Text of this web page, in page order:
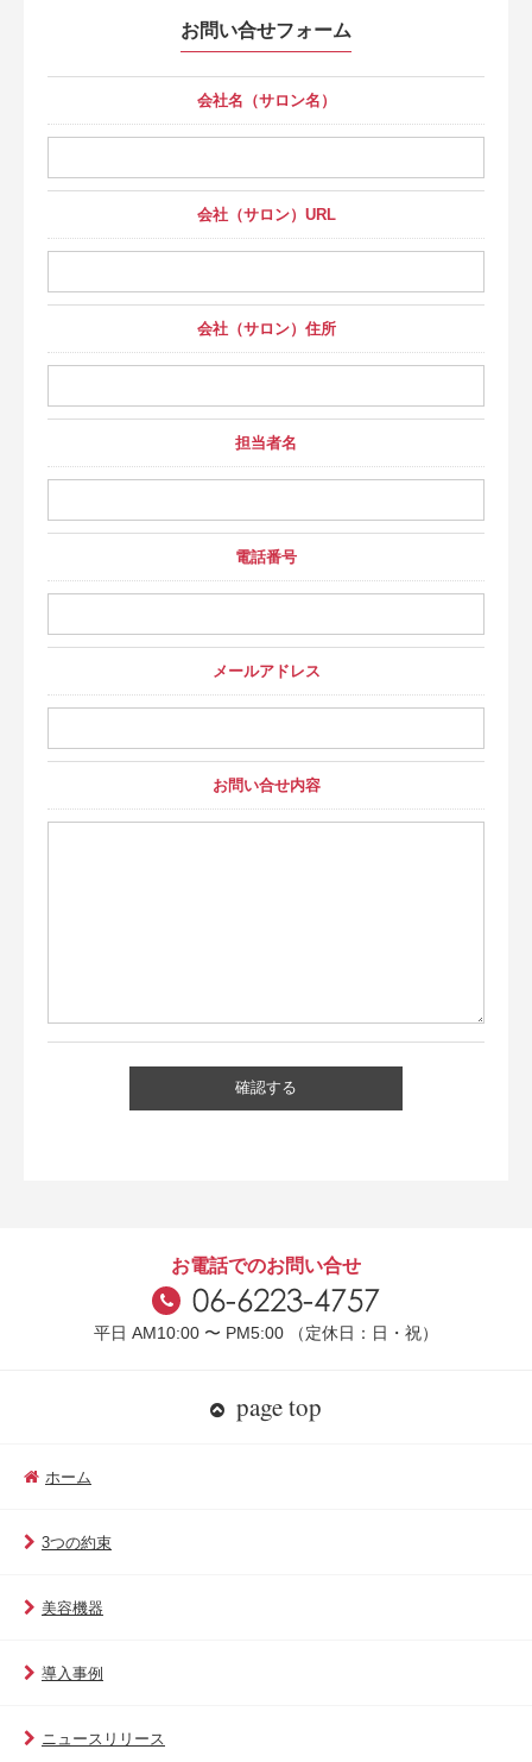
お問い合せフォーム
会社名（サロン名）
会社（サロン）URL
会社（サロン）住所
担当者名
電話番号
メールアドレス
お問い合せ内容
お電話でのお問い合せ
平日 AM10:00 〜 PM5:00 （定休日：日・祝）
page top
ホーム
3つの約束
美容機器
導入事例
ニュースリリース